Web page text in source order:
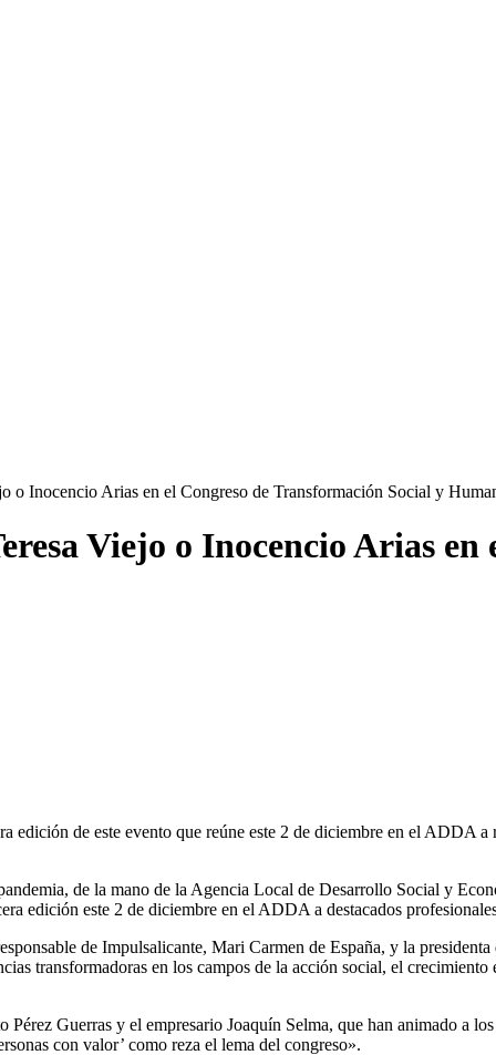
o Inocencio Arias en el Congreso de Transformación Social y
Viejo o Inocencio Arias
de este evento que reúne este 2 de diciembre en el ADDA
de la mano de la Agencia Local de Desarrollo Social y
edición este 2 de diciembre en el ADDA a destacados
de Impulsalicante, Mari Carmen de España, y la
transformadoras en los campos de la acción social, el
Guerras y el empresario Joaquín Selma, que han animado a
con valor’ como reza el lema del congreso».